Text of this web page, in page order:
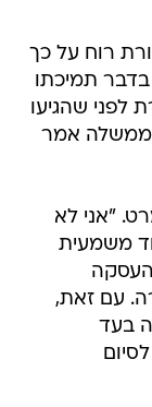
רוח על כך
תמיכתו
לפני שהגיעו
אמר
"אני לא
משמעית
עם זאת,
בעד